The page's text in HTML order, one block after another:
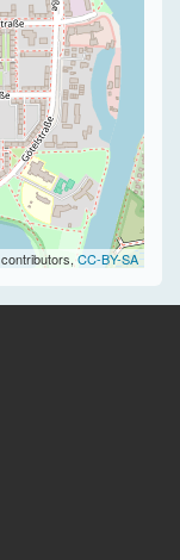
contributors,CC-BY-SA